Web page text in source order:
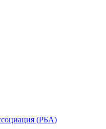
(РБА)